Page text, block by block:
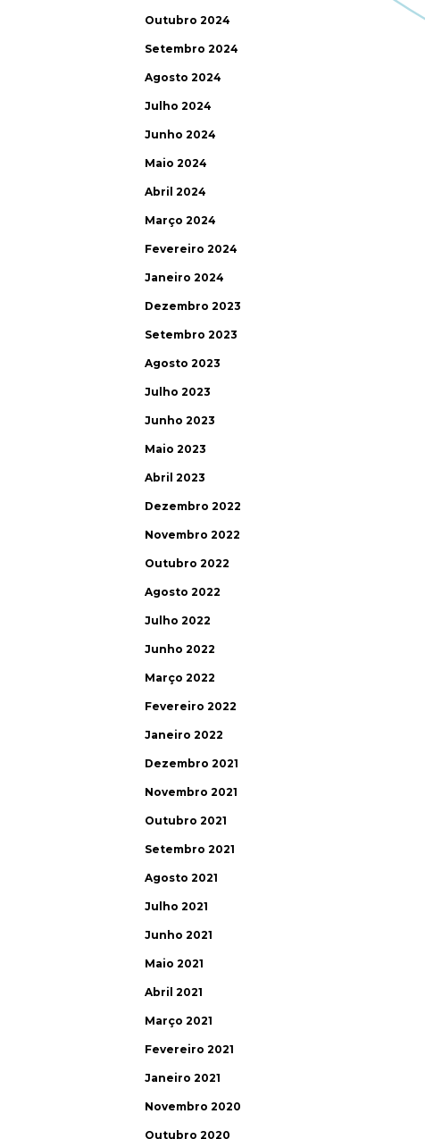
Outubro 2024
Setembro 2024
Agosto 2024
Julho 2024
Junho 2024
Maio 2024
Abril 2024
Março 2024
Fevereiro 2024
Janeiro 2024
Dezembro 2023
Setembro 2023
Agosto 2023
Julho 2023
Junho 2023
Maio 2023
Abril 2023
Dezembro 2022
Novembro 2022
Outubro 2022
Agosto 2022
Julho 2022
Junho 2022
Março 2022
Fevereiro 2022
Janeiro 2022
Dezembro 2021
Novembro 2021
Outubro 2021
Setembro 2021
Agosto 2021
Julho 2021
Junho 2021
Maio 2021
Abril 2021
Março 2021
Fevereiro 2021
Janeiro 2021
Novembro 2020
Outubro 2020